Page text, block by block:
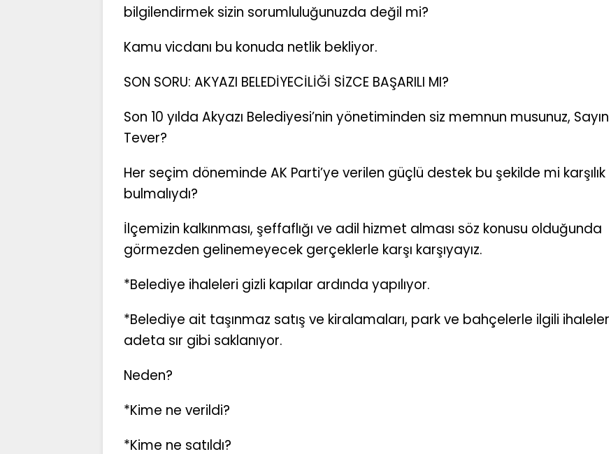
bilgilendirmek sizin sorumluluğunuzda değil mi?
Kamu vicdanı bu konuda netlik bekliyor.
SON SORU: AKYAZI BELEDİYECİLİĞİ SİZCE BAŞARILI MI?
Son 10 yılda Akyazı Belediyesi’nin yönetiminden siz memnun musunuz, Sayın
Tever?
Her seçim döneminde AK Parti’ye verilen güçlü destek bu şekilde mi karşılık
bulmalıydı?
İlçemizin kalkınması, şeffaflığı ve adil hizmet alması söz konusu olduğunda
görmezden gelinemeyecek gerçeklerle karşı karşıyayız.
*Belediye ihaleleri gizli kapılar ardında yapılıyor.
*Belediye ait taşınmaz satış ve kiralamaları, park ve bahçelerle ilgili ihaleler
adeta sır gibi saklanıyor.
Neden?
*Kime ne verildi?
*Kime ne satıldı?